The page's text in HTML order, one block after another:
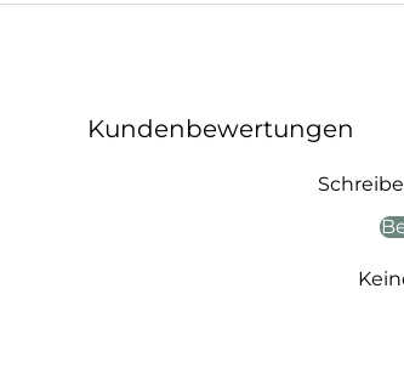
Kundenbewertungen